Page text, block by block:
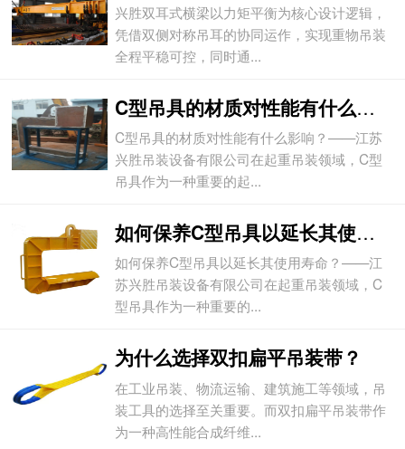
兴胜双耳式横梁以力矩平衡为核心设计逻辑，
凭借双侧对称吊耳的协同运作，实现重物吊装
全程平稳可控，同时通...
C型吊具的材质对性能有什么影响？
C型吊具的材质对性能有什么影响？——江苏
兴胜吊装设备有限公司在起重吊装领域，C型
吊具作为一种重要的起...
如何保养C型吊具以延长其使用寿命？
如何保养C型吊具以延长其使用寿命？——江
苏兴胜吊装设备有限公司在起重吊装领域，C
型吊具作为一种重要的...
为什么选择双扣扁平吊装带？
在工业吊装、物流运输、建筑施工等领域，吊
装工具的选择至关重要。而双扣扁平吊装带作
为一种高性能合成纤维...